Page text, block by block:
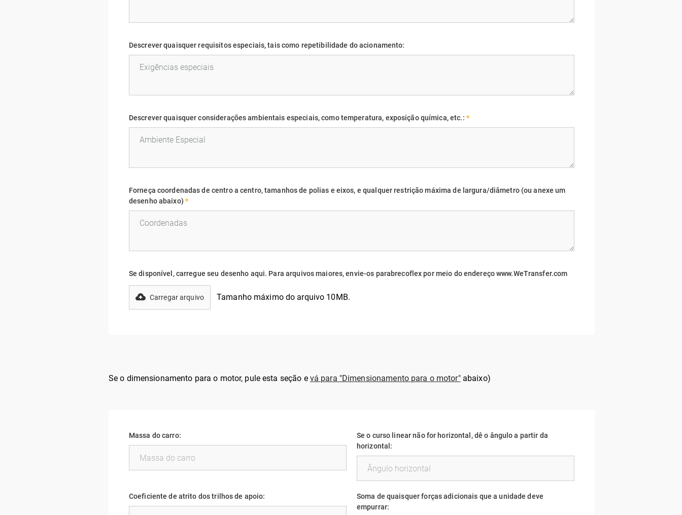
Descrever quaisquer requisitos especiais, tais como repetibilidade do acionamento:
Descrever quaisquer considerações ambientais especiais, como temperatura, exposição química, etc.: *
Forneça coordenadas de centro a centro, tamanhos de polias e eixos, e qualquer restrição máxima de largura/diâmetro (ou anexe um
desenho abaixo) *
Se disponível, carregue seu desenho aqui. Para arquivos maiores, envie-os parabrecoflex por meio do endereço www.WeTransfer.com
Carregar arquivo Tamanho máximo do arquivo 10MB.
Se o dimensionamento para o motor, pule esta seção e vá para "Dimensionamento para o motor"abaixo)
Massa do carro:
Se o curso linear não for horizontal, dê o ângulo a partir da
horizontal:
Coeficiente de atrito dos trilhos de apoio:
Soma de quaisquer forças adicionais que a unidade deve
empurrar: